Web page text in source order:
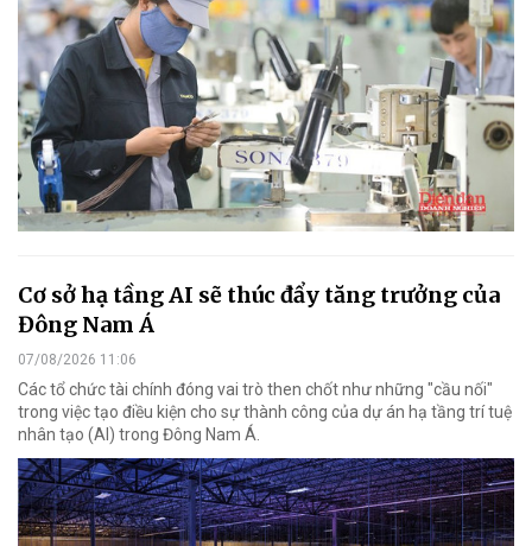
Cơ sở hạ tầng AI sẽ thúc đẩy tăng trưởng của
Đông Nam Á
07/08/2026 11:06
Các tổ chức tài chính đóng vai trò then chốt như những "cầu nối"
trong việc tạo điều kiện cho sự thành công của dự án hạ tầng trí tuệ
nhân tạo (AI) trong Đông Nam Á.